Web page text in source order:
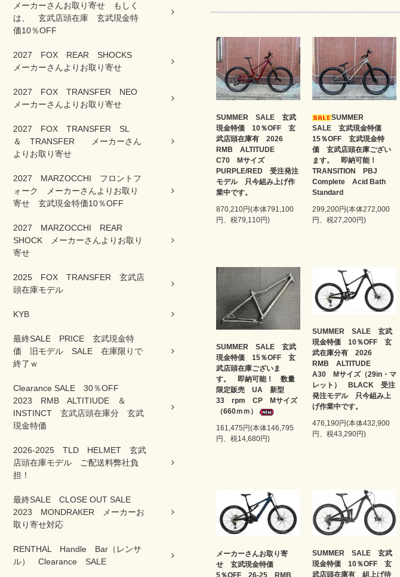
メーカーさんお取り寄せ もしく
は、 玄武店頭在庫 玄武現金特
価10％OFF
2027 FOX REAR SHOCKS
メーカーさんよりお取り寄せ
2027 FOX TRANSFER NEO
メーカーさんよりお取り寄せ
2027 FOX TRANSFER SL
＆ TRANSFER メーカーさん
よりお取り寄せ
2027 MARZOCCHI フロントフ
ォーク メーカーさんよりお取り
寄せ 玄武現金特価10％OFF
2027 MARZOCCHI REAR
SHOCK メーカーさんよりお取り
寄せ
2025 FOX TRANSFER 玄武店
頭在庫モデル
KYB
最終SALE PRICE 玄武現金特
価 旧モデル SALE 在庫限りで
終了ｗ
Clearance SALE 30％OFF
2023 RMB ALTITIUDE ＆
INSTINCT 玄武店頭在庫分 玄武
現金特価
2026-2025 TLD HELMET 玄武
店頭在庫モデル ご配送料弊社負
担！
最終SALE CLOSE OUT SALE
2023 MONDRAKER メーカーお
取り寄せ対応
RENTHAL Handle Bar（レンサ
ル） Clearance SALE
SUMMER SALE 玄武
現金特価 10％OFF 玄
武店頭在庫有 2026
RMB ALTITUDE
C70 Mサイズ
PURPLE/RED 受注発注
モデル 只今組み上げ作
業中です。
870,210円(本体791,100
円、税79,110円)
SUMMER
SALE 玄武現金特価
15％OFF 玄武現金特
価 玄武店頭在庫ござい
ます。 即納可能！
TRANSITION PBJ
Complete Acid Bath
Standard
299,200円(本体272,000
円、税27,200円)
SUMMER SALE 玄武
現金特価 15％OFF 玄
武店頭在庫ございま
す。 即納可能！ 数量
限定販売 UA 新型
33 rpm CP Mサイズ
（660ｍｍ）
161,475円(本体146,795
円、税14,680円)
SUMMER SALE 玄武
現金特価 10％OFF 玄
武在庫分有 2026
RMB ALTITUDE
A30 Mサイズ（29in・マ
レット） BLACK 受注
発注モデル 只今組み上
げ作業中です。
476,190円(本体432,900
円、税43,290円)
メーカーさんお取り寄
せ 玄武現金特価
SUMMER SALE 玄武
現金特価 10％OFF 玄
武店頭在庫有 組上げ待